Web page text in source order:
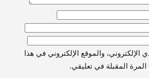
والموقع الإلكتروني في هذا
المقبلة في تعليقي.